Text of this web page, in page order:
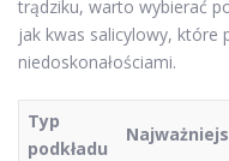
trądziku, warto wybierać
jak kwas salicylowy, które
niedoskonałościami.
Typ
podkładu